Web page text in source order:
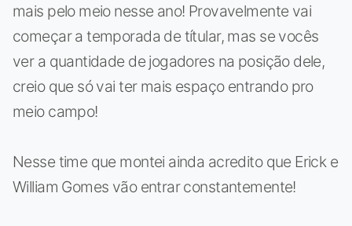
mais pelo meio nesse ano! Provavelmente vai
começar a temporada de títular, mas se vocês
ver a quantidade de jogadores na posição dele,
creio que só vai ter mais espaço entrando pro
meio campo!
Nesse time que montei ainda acredito que Erick e
William Gomes vão entrar constantemente!